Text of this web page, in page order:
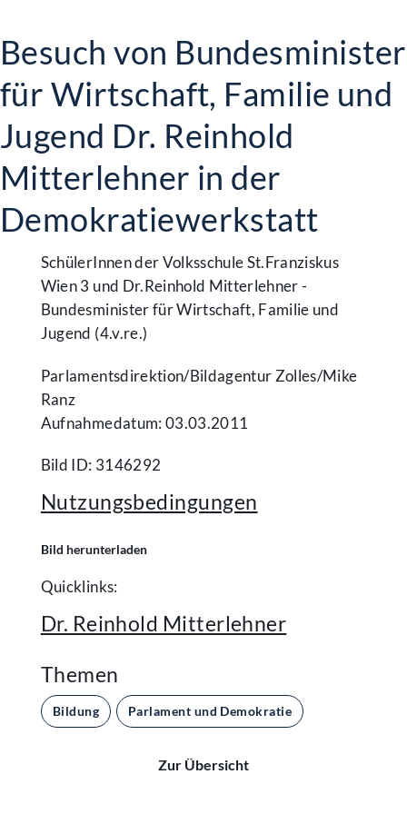
Besuch von Bundesminister
für Wirtschaft, Familie und
Jugend Dr. Reinhold
Mitterlehner in der
Demokratiewerkstatt
SchülerInnen der Volksschule St.Franziskus
Wien 3 und Dr.Reinhold Mitterlehner -
Bundesminister für Wirtschaft, Familie und
Jugend (4.v.re.)
Parlamentsdirektion/​Bildagentur Zolles/​Mike
Ranz
Aufnahmedatum: 03.03.2011
Bild ID: 3146292
Nutzungsbedingungen
Bild herunterladen
Quicklinks:
Dr. Reinhold Mitterlehner
Themen
Bildung Parlament und Demokratie
Zur Übersicht